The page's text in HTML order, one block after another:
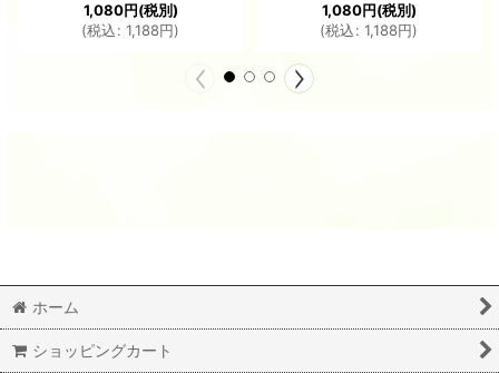
1,080円(税別)
(税込: 1,188円)
1,080円(税別)
(税込: 1,188円)
ホーム
ショッピングカート